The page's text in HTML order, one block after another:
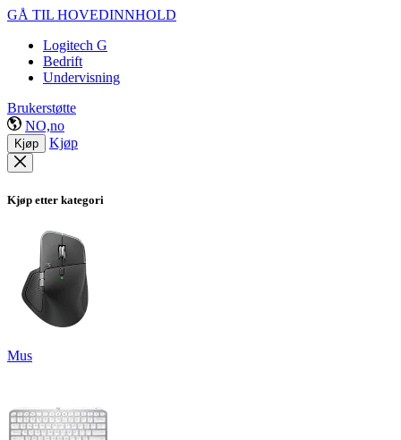
GÅ TIL HOVEDINNHOLD
Logitech G
Bedrift
Undervisning
Brukerstøtte
NO,no
Kjøp Kjøp
Kjøp etter kategori
Mus